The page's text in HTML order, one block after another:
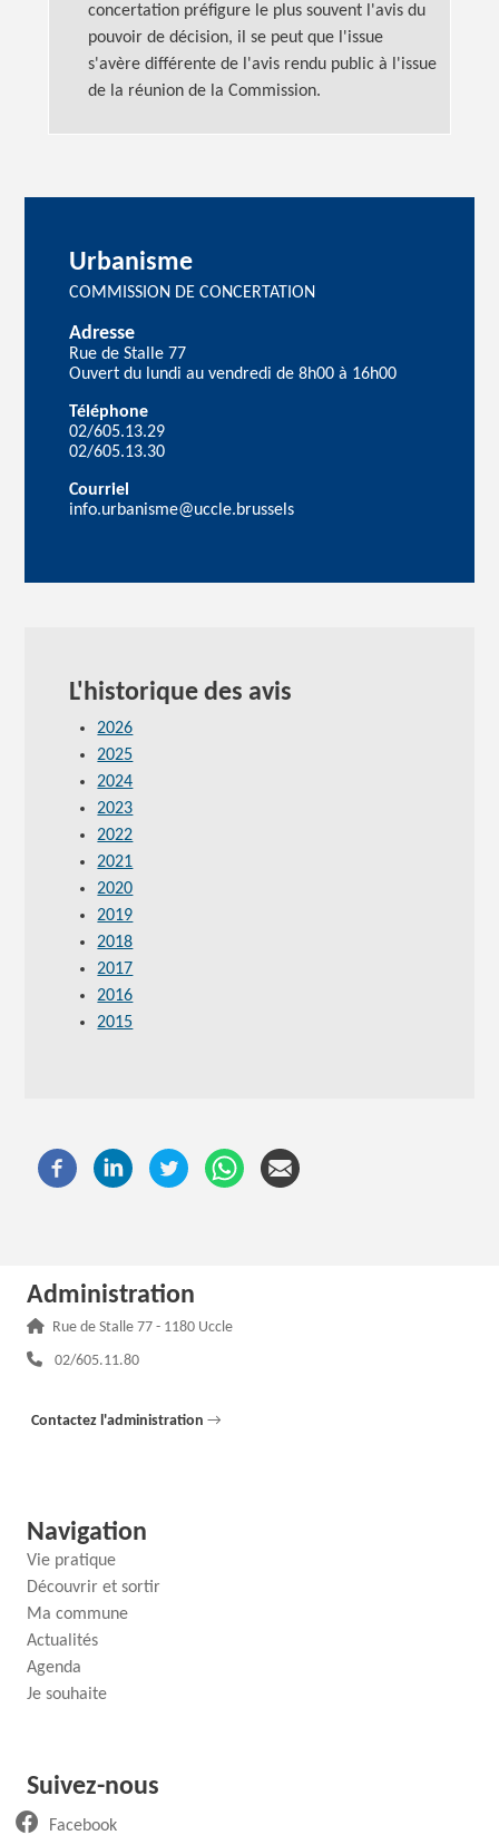
concertation préfigure le plus souvent l'avis du
pouvoir de décision, il se peut que l'issue
s'avère différente de l'avis rendu public à l'issue
de la réunion de la Commission.
Urbanisme
COMMISSION DE CONCERTATION
Adresse
Rue de Stalle 77
Ouvert du lundi au vendredi de 8h00 à 16h00
Téléphone
02/605.13.29
02/605.13.30
Courriel
info.urbanisme@uccle.brussels
L'historique des avis
2026
2025
2024
2023
2022
2021
2020
2019
2018
2017
2016
2015
Administration
Adresse :
Rue de Stalle 77 - 1180 Uccle
Téléphone :
02/605.11.80
Contactez l'administration →
Navigation
Vie pratique
Découvrir et sortir
Ma commune
Actualités
Agenda
Je souhaite
Suivez-nous
Facebook(ouvre un nouvel onglet)